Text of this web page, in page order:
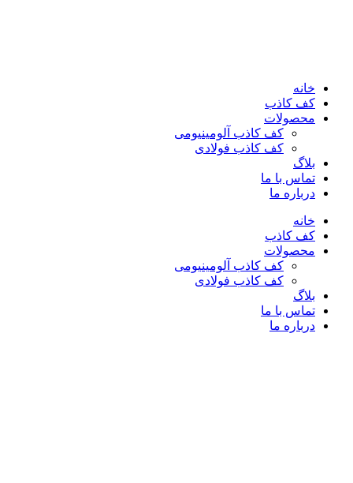
خانه
کف کاذب
محصولات
کف کاذب آلومینیومی
کف کاذب فولادی
بلاگ
تماس با ما
درباره ما
خانه
کف کاذب
محصولات
کف کاذب آلومینیومی
کف کاذب فولادی
بلاگ
تماس با ما
درباره ما